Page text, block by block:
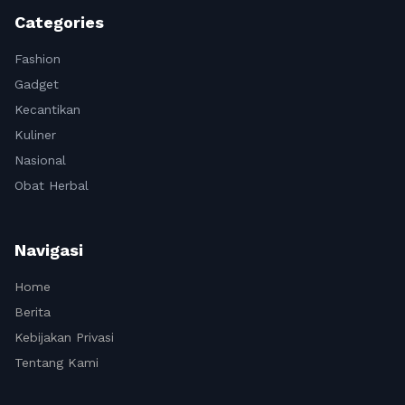
Categories
Fashion
Gadget
Kecantikan
Kuliner
Nasional
Obat Herbal
Navigasi
Home
Berita
Kebijakan Privasi
Tentang Kami